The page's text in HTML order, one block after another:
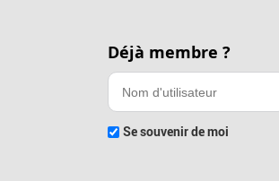
Déjà membre ?
Se souvenir de moi